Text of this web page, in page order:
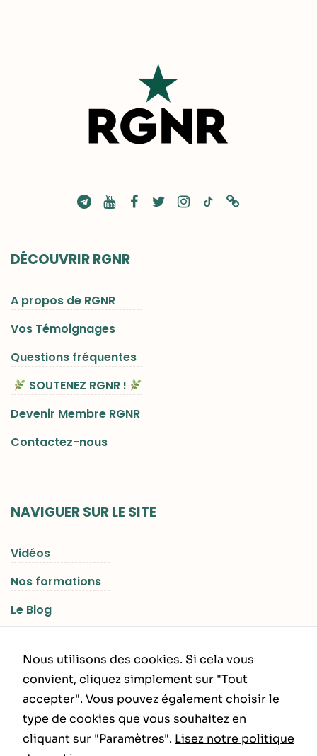
DÉCOUVRIR RGNR
A propos de RGNR
Vos Témoignages
Questions fréquentes
SOUTENEZ RGNR !
Devenir Membre RGNR
Contactez-nous
NAVIGUER SUR LE SITE
Vidéos
Nos formations
Le Blog
INFORMATIONS LÉGALES
Politique de Confidentialité
Nous utilisons des cookies. Si cela vous
convient, cliquez simplement sur "Tout
accepter". Vous pouvez également choisir le
type de cookies que vous souhaitez en
cliquant sur "Paramètres". Lisez notre politique